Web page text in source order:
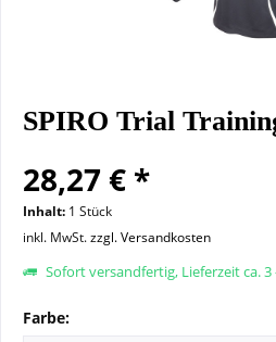
SPIRO Trial
28,27 € *
Inhalt: 1 Stück
inkl. MwSt.zzgl. Versandkosten
Sofort versandfertig, Lieferzeit ca. 3
Farbe: